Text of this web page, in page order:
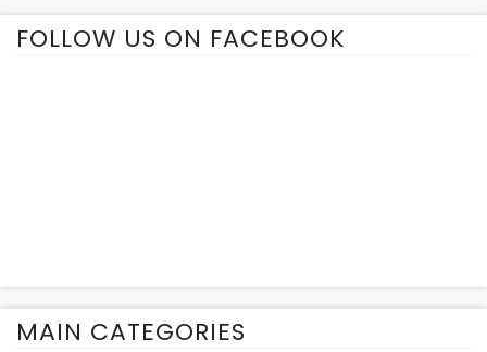
FOLLOW US ON FACEBOOK
MAIN CATEGORIES